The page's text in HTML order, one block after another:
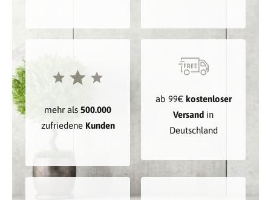
mehr als 500.000
zufriedene Kunden
ab 99€ kostenloser
Versand in
Deutschland